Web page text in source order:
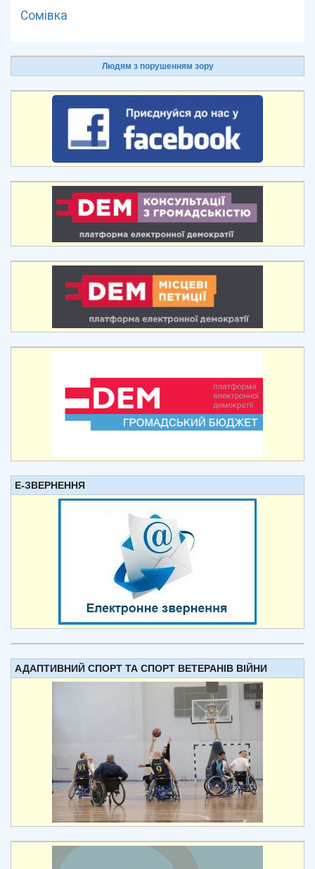
Сомівка
Людям з порушенням зору
Е-ЗВЕРНЕННЯ
АДАПТИВНИЙ СПОРТ ТА СПОРТ ВЕТЕРАНІВ ВІЙНИ